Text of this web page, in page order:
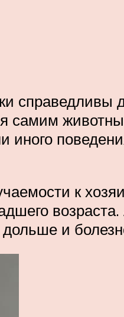
справедливы
самим
иного
к
возраста.
и